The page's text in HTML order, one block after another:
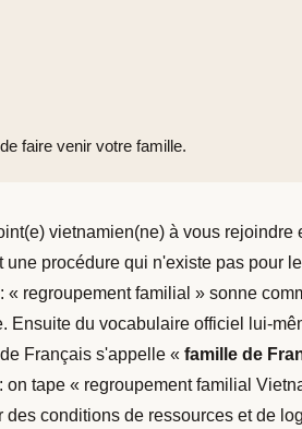
faire venir votre famille.
vietnamien(ne) à vous rejoindre
une procédure qui n'existe pas pour
regroupement familial » sonne
du vocabulaire officiel lui-
Français s'appelle « famille de
tape « regroupement familial
conditions de ressources et de